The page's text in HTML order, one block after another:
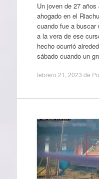
Un joven de 27
ahogado en el
cuando fue a buscar
a la vera de ese
hecho ocurrió
sábado cuando un
febrero 21, 2023 de